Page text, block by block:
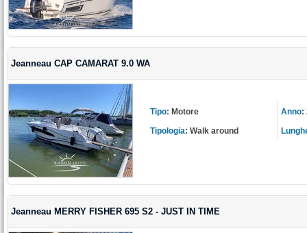
Jeanneau CAP CAMARAT 9.0 WA
Tipo: Motore
Tipologia: Walk around
Anno:
Jeanneau MERRY FISHER 695 S2 - JUST IN TIME